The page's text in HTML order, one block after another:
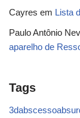
Cayres em Lista
Paulo Antônio
aparelho de
Tags
3dabscesso